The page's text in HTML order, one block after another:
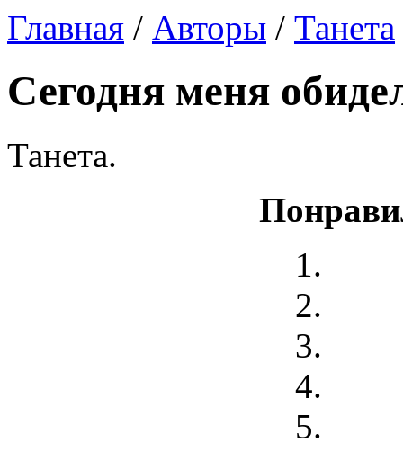
Главная / Авторы / Танета
Сегодня меня
Танета.